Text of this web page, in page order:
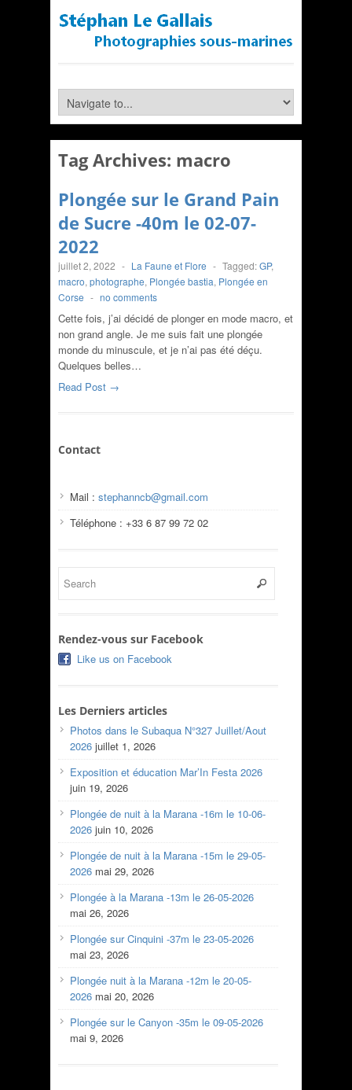
Tag Archives: macro
Plongée sur le Grand Pain
de Sucre -40m le 02-07-
2022
juillet 2, 2022 - La Faune et Flore - Tagged:GP,
macro, photographe, Plongée bastia, Plongée en
Corse - no comments
Cette fois, j’ai décidé de plonger en mode macro, et
non grand angle. Je me suis fait une plongée
monde du minuscule, et je n’ai pas été déçu.
Quelques belles…
Read Post →
Contact
Mail : stephanncb@gmail.com
Téléphone : +33 6 87 99 72 02
Rendez-vous sur Facebook
Like us on Facebook
Les Derniers articles
Photos dans le Subaqua N°327 Juillet/Aout
2026 juillet 1, 2026
Exposition et éducation Mar’In Festa 2026
juin 19, 2026
Plongée de nuit à la Marana -16m le 10-06-
2026 juin 10, 2026
Plongée de nuit à la Marana -15m le 29-05-
2026 mai 29, 2026
Plongée à la Marana -13m le 26-05-2026
mai 26, 2026
Plongée sur Cinquini -37m le 23-05-2026
mai 23, 2026
Plongée nuit à la Marana -12m le 20-05-
2026 mai 20, 2026
Plongée sur le Canyon -35m le 09-05-2026
mai 9, 2026